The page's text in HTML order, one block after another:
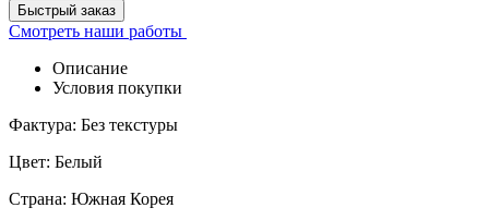
Быстрый заказ
Смотреть наши работы
Описание
Условия покупки
Фактура: Без текстуры
Цвет: Белый
Страна: Южная Корея